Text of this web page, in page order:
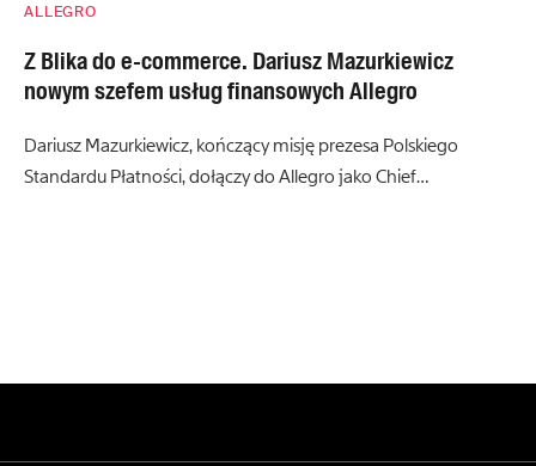
ALLEGRO
Z Blika do e-commerce. Dariusz Mazurkiewicz
nowym szefem usług finansowych Allegro
Dariusz Mazurkiewicz, kończący misję prezesa Polskiego
Standardu Płatności, dołączy do Allegro jako Chief…